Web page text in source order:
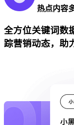
热点内容
全方位关键词数
踪营销动态，助